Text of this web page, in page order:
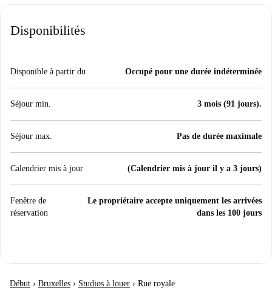
Disponibilités
Disponible à partir du Occupé pour une durée indéterminée
Séjour min. 3 mois (91 jours).
Séjour max. Pas de durée maximale
Calendrier mis à jour (Calendrier mis à jour il y a 3 jours)
Fenêtre de
réservation
Le propriétaire accepte uniquement les arrivées
dans les 100 jours
Début › Bruxelles › Studios à louer › Rue royale